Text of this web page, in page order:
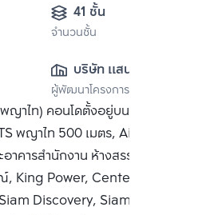
41 ชั้น
จำนวนชั้น
บริษัท แสนสิริ
จำกัด (มหาชน)
ผู้พัฒนาโครงการ
าไท) คอนโดตั้งอยู่บนถนน
พญาไท 500 เมตร, Airport Link
าคารสำนักงาน ห้างสรรพสินค้าต่างๆ
King Power, Center One,
Discovery, Siam Center,